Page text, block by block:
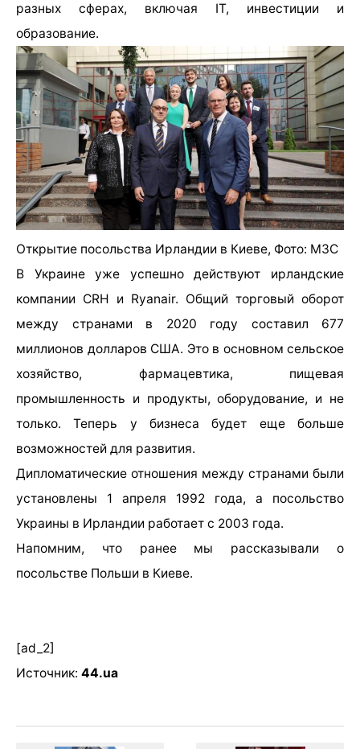
разных сферах, включая IT, инвестиции и
образование.
Открытие посольства Ирландии в Киеве, Фото: МЗС
В Украине уже успешно действуют ирландские
компании CRH и Ryanair. Общий торговый оборот
между странами в 2020 году составил 677
миллионов долларов США. Это в основном сельское
хозяйство, фармацевтика, пищевая
промышленность и продукты, оборудование, и не
только. Теперь у бизнеса будет еще больше
возможностей для развития.
Дипломатические отношения между странами были
установлены 1 апреля 1992 года, а посольство
Украины в Ирландии работает с 2003 года.
Напомним, что ранее мы рассказывали о
посольстве Польши в Киеве.
[ad_2]
Источник: 44.ua